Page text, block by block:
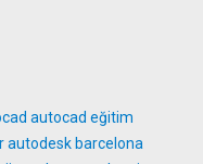
autocad eğitim
autodesk barcelona